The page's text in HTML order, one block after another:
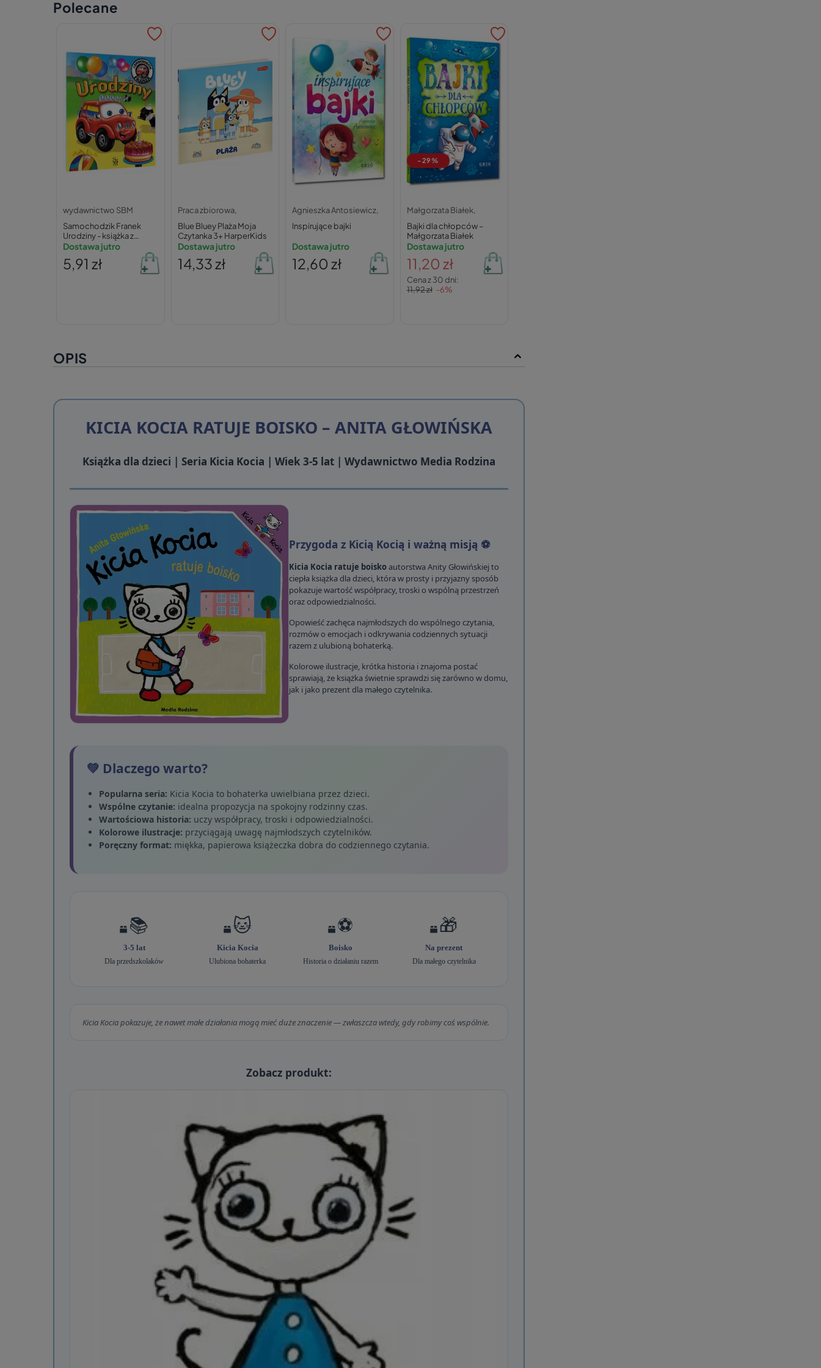
Polecane
wydawnictwo SBM
Samochodzik Franek
Urodziny - książka z
zagadkami dla dzieci 3-5
Dostawa jutro
5,91 zł
Praca zbiorowa,
Blue Bluey Plaża Moja
Czytanka 3+ HarperKids
Dostawa jutro
14,33 zł
Agnieszka Antosiewicz,
Inspirujące bajki
Dostawa jutro
12,60 zł
-29%
Małgorzata Białek,
Bajki dla chłopców –
Małgorzata Białek
Dostawa jutro
11,20 zł
Cena z 30 dni:
11,92 zł -6%
OPIS
KICIA KOCIA RATUJE BOISKO – ANITA GŁOWIŃSKA
Książka dla dzieci | Seria Kicia Kocia | Wiek 3-5 lat | Wydawnictwo Media Rodzina
Przygoda z Kicią Kocią i ważną misją ⚽
Kicia Kocia ratuje boiskoautorstwa Anity Głowińskiej to
ciepła książka dla dzieci, która w prosty i przyjazny sposób
pokazuje wartość współpracy, troski o wspólną przestrzeń
oraz odpowiedzialności.
Opowieść zachęca najmłodszych do wspólnego czytania,
rozmów o emocjach i odkrywania codziennych sytuacji
razem z ulubioną bohaterką.
Kolorowe ilustracje, krótka historia i znajoma postać
sprawiają, że książka świetnie sprawdzi się zarówno w domu,
jak i jako prezent dla małego czytelnika.
💚 Dlaczego warto?
Popularna seria: Kicia Kocia to bohaterka uwielbiana przez dzieci.
Wspólne czytanie: idealna propozycja na spokojny rodzinny czas.
Wartościowa historia: uczy współpracy, troski i odpowiedzialności.
Kolorowe ilustracje: przyciągają uwagę najmłodszych czytelników.
Poręczny format: miękka, papierowa książeczka dobra do codziennego czytania.
📚
3-5 lat
Dla przedszkolaków
🐱
Kicia Kocia
Ulubiona bohaterka
⚽
Boisko
Historia o działaniu razem
🎁
Na prezent
Dla małego czytelnika
Kicia Kocia pokazuje, że nawet małe działania mogą mieć duże znaczenie — zwłaszcza wtedy, gdy robimy coś wspólnie.
Zobacz produkt: